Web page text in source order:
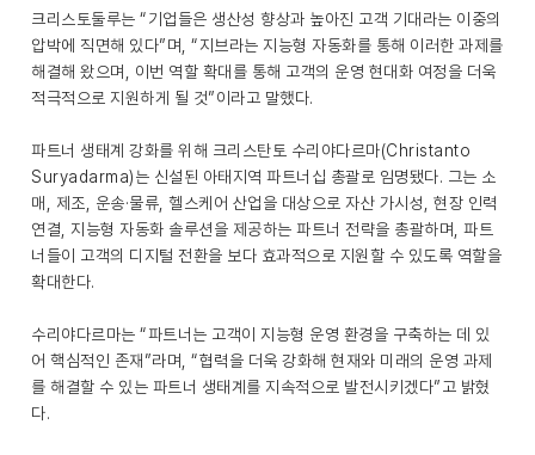
크리스토둘루는 “기업들은 생산성 향상과 높아진 고객 기대라는 이중의
압박에 직면해 있다”며, “지브라는 지능형 자동화를 통해 이러한 과제를
해결해 왔으며, 이번 역할 확대를 통해 고객의 운영 현대화 여정을 더욱
적극적으로 지원하게 될 것”이라고 말했다.
파트너 생태계 강화를 위해 크리스탄토 수리야다르마(Christanto
Suryadarma)는 신설된 아태지역 파트너십 총괄로 임명됐다. 그는 소
매, 제조, 운송·물류, 헬스케어 산업을 대상으로 자산 가시성, 현장 인력
연결, 지능형 자동화 솔루션을 제공하는 파트너 전략을 총괄하며, 파트
너들이 고객의 디지털 전환을 보다 효과적으로 지원할 수 있도록 역할을
확대한다.
수리야다르마는 “파트너는 고객이 지능형 운영 환경을 구축하는 데 있
어 핵심적인 존재”라며, “협력을 더욱 강화해 현재와 미래의 운영 과제
를 해결할 수 있는 파트너 생태계를 지속적으로 발전시키겠다”고 밝혔
다.